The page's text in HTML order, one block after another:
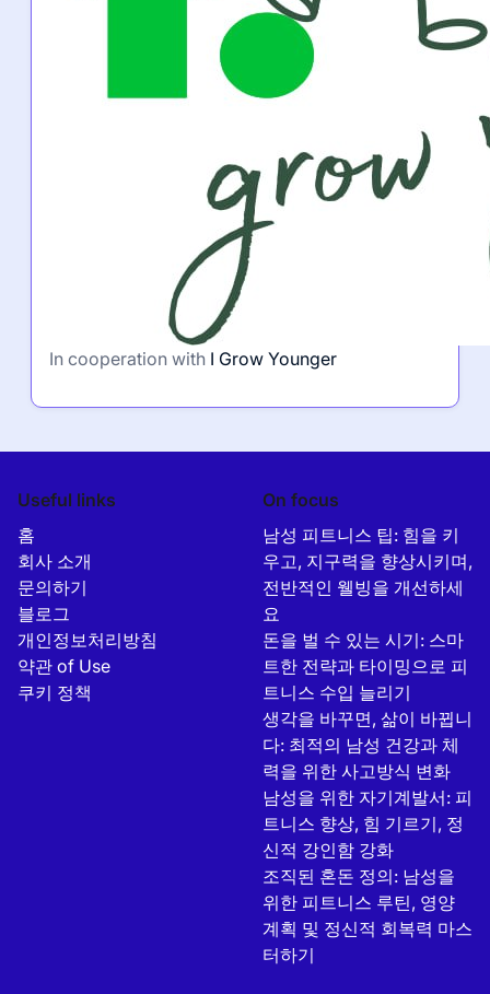
In cooperation with I Grow Younger
Useful links
홈
회사 소개
문의하기
블로그
개인정보처리방침
약관 of Use
쿠키 정책
On focus
남성 피트니스 팁: 힘을 키
우고, 지구력을 향상시키며,
전반적인 웰빙을 개선하세
요
돈을 벌 수 있는 시기: 스마
트한 전략과 타이밍으로 피
트니스 수입 늘리기
생각을 바꾸면, 삶이 바뀝니
다: 최적의 남성 건강과 체
력을 위한 사고방식 변화
남성을 위한 자기계발서: 피
트니스 향상, 힘 기르기, 정
신적 강인함 강화
조직된 혼돈 정의: 남성을
위한 피트니스 루틴, 영양
계획 및 정신적 회복력 마스
터하기